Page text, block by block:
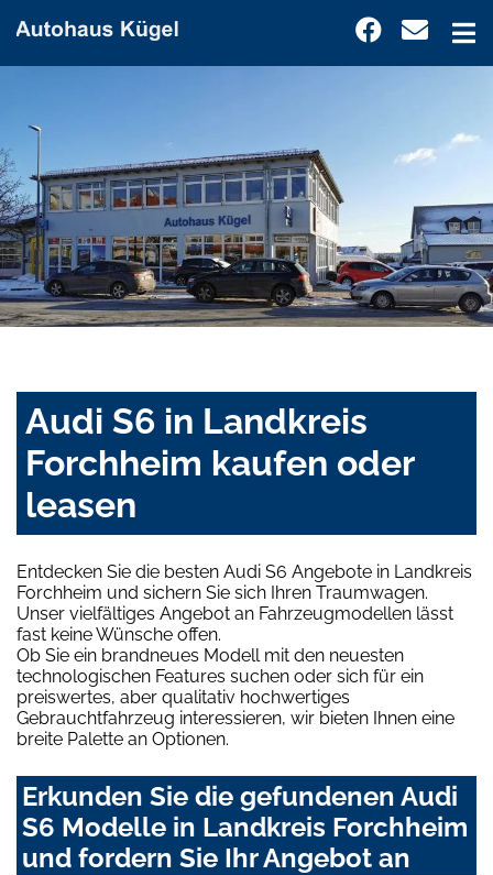
Audi S6 in Landkreis
Forchheim kaufen oder
leasen
Entdecken Sie die besten Audi S6 Angebote in Landkreis
Forchheim und sichern Sie sich Ihren Traumwagen.
Unser vielfältiges Angebot an Fahrzeugmodellen lässt
fast keine Wünsche offen.
Ob Sie ein brandneues Modell mit den neuesten
technologischen Features suchen oder sich für ein
preiswertes, aber qualitativ hochwertiges
Gebrauchtfahrzeug interessieren, wir bieten Ihnen eine
breite Palette an Optionen.
Erkunden Sie die gefundenen Audi
S6 Modelle in Landkreis Forchheim
und fordern Sie Ihr Angebot an